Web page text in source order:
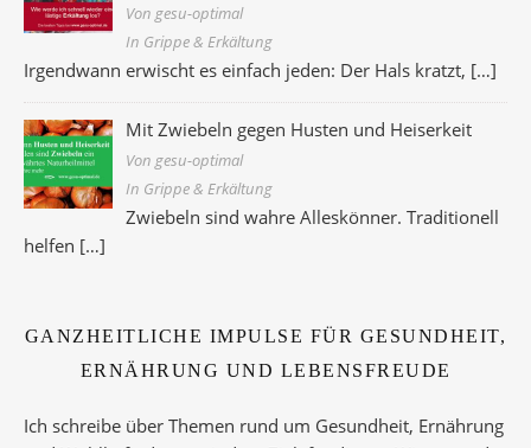
Von gesu-optimal
In Grippe & Erkältung
Irgendwann erwischt es einfach jeden: Der Hals kratzt, […]
Mit Zwiebeln gegen Husten und Heiserkeit
Von gesu-optimal
In Grippe & Erkältung
Zwiebeln sind wahre Alleskönner. Traditionell
helfen […]
GANZHEITLICHE IMPULSE FÜR GESUNDHEIT,
ERNÄHRUNG UND LEBENSFREUDE
Ich schreibe über Themen rund um Gesundheit, Ernährung